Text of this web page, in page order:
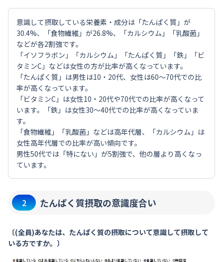
意識して摂取している栄養素・成分は「たんぱく質」が
30.4%、「食物繊維」が26.8%、「カルシウム」「乳酸菌」
などが各2割強です。
「イソフラボン」「カルシウム」「たんぱく質」「鉄」「ビ
タミンC」などは女性の方が比率が高くなっています。
「たんぱく質」は男性は10・20代、女性は60～70代での比
率が高くなっています。
「ビタミンC」は女性10・20代や70代での比率が高くなって
います。「鉄」は女性30～40代での比率が高くなっていま
す。
「食物繊維」「乳酸菌」などは高年代層、「カルシウム」は
女性高年代層での比率が高い傾向です。
男性50代では「特にない」が5割強で、他の層より高くなっ
ています。
2 たんぱく質摂取の意識度合い
〔(全員)あなたは、たんぱく質の摂取について意識して摂取して
いる方ですか。〕